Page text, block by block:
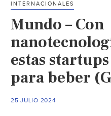
global
en
el
que
la
nanotecnología
ayudar
INTERNACIONALES
Mundo – Con
estas
para beber
25 JULIO 2024